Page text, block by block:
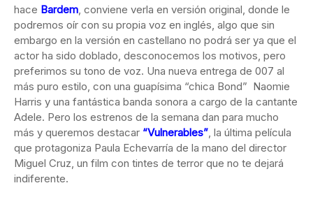
hace Bardem, conviene verla en versión original, donde le
podremos oír con su propia voz en inglés, algo que sin
embargo en la versión en castellano no podrá ser ya que el
actor ha sido doblado, desconocemos los motivos, pero
preferimos su tono de voz. Una nueva entrega de 007 al
más puro estilo, con una guapísima “chica Bond” Naomie
Harris y una fantástica banda sonora a cargo de la cantante
Adele. Pero los estrenos de la semana dan para mucho
más y queremos destacar “Vulnerables”, la última película
que protagoniza Paula Echevarría de la mano del director
Miguel Cruz, un film con tintes de terror que no te dejará
indiferente.